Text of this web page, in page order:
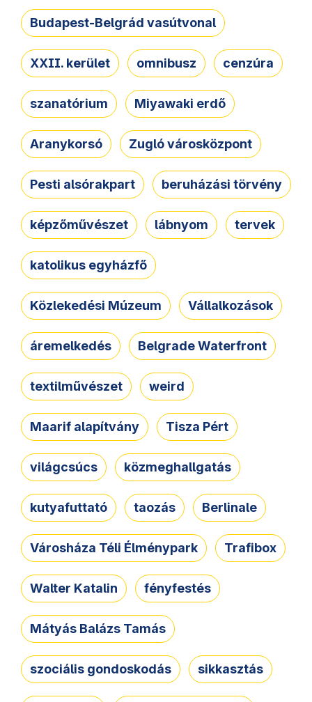
Budapest-Belgrád vasútvonal
XXII. kerület omnibusz cenzúra
szanatórium Miyawaki erdő
Aranykorsó Zugló városközpont
Pesti alsórakpart beruházási törvény
képzőművészet lábnyom tervek
katolikus egyházfő
Közlekedési Múzeum Vállalkozások
áremelkedés Belgrade Waterfront
textilművészet weird
Maarif alapítvány Tisza Pért
világcsúcs közmeghallgatás
kutyafuttató taozás Berlinale
Városháza Téli Élménypark Trafibox
Walter Katalin fényfestés
Mátyás Balázs Tamás
szociális gondoskodás sikkasztás